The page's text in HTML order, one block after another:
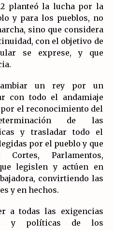
planteó la lucha por la
y para los pueblos, no
sino que considera
con el objetivo de
se exprese, y que
un rey por un
con todo el andamiaje
el reconocimiento del
de las
y trasladar todo el
por el pueblo y que
Parlamentos,
legislen y actúen en
convirtiendo las
y en hechos.
a todas las exigencias
y políticas de los